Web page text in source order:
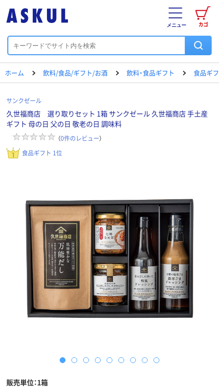
カゴ
メニュー
ホーム 飲料/食品/ギフト/お酒 飲料・食品ギフト 食品ギ
サンクゼール
久世福商店 選り取りセット 1箱 サンクゼール 久世福商店 手土産
ギフト 母の日 父の日 敬老の日 調味料
（0件のレビュー）
食品ギフト 1位
販売単位：1箱